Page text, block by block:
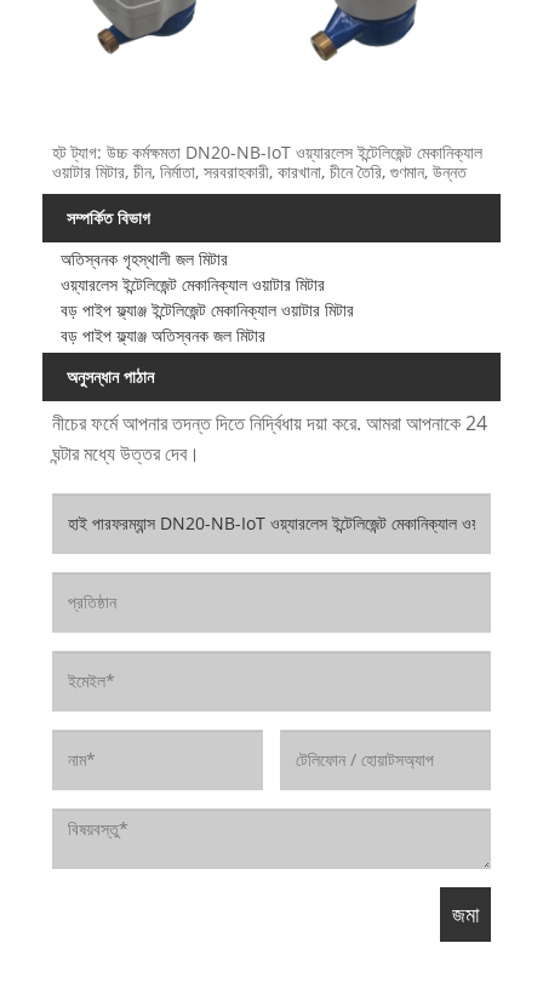
হট ট্যাগ: উচ্চ কর্মক্ষমতা DN20-NB-IoT ওয়্যারলেস ইন্টেলিজেন্ট মেকানিক্যাল
ওয়াটার মিটার, চীন, নির্মাতা, সরবরাহকারী, কারখানা, চীনে তৈরি, গুণমান, উন্নত
সম্পর্কিত বিভাগ
অতিস্বনক গৃহস্থালী জল মিটার
ওয়্যারলেস ইন্টেলিজেন্ট মেকানিক্যাল ওয়াটার মিটার
বড় পাইপ ফ্ল্যাঞ্জ ইন্টেলিজেন্ট মেকানিক্যাল ওয়াটার মিটার
বড় পাইপ ফ্ল্যাঞ্জ অতিস্বনক জল মিটার
অনুসন্ধান পাঠান
নীচের ফর্মে আপনার তদন্ত দিতে নির্দ্বিধায় দয়া করে. আমরা আপনাকে 24
ঘন্টার মধ্যে উত্তর দেব।